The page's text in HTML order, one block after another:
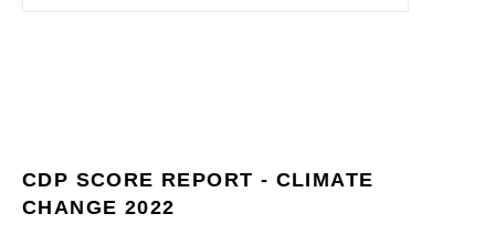
CDP SCORE REPORT - CLIMATE
CHANGE 2022